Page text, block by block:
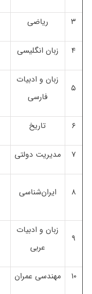
۳ ریاضی
۴ زبان انگلیسی
۵
زبان و ادبیات
فارسی
۶ تاریخ
۷ مدیریت دولتی
۸ ایران‌شناسی
۹
زبان و ادبیات
عربی
۱۰ مهندسی عمران